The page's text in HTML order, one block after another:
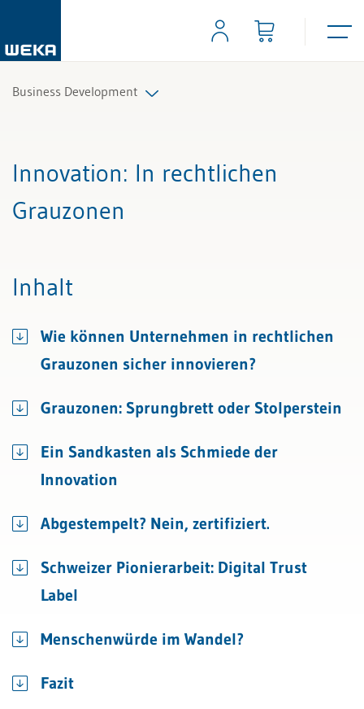
Business Development
Innovation: In rechtlichen
Grauzonen
Inhalt
Wie können Unternehmen in rechtlichen
Grauzonen sicher innovieren?
Grauzonen: Sprungbrett oder Stolperstein
Ein Sandkasten als Schmiede der
Innovation
Abgestempelt? Nein, zertifiziert.
Schweizer Pionierarbeit: Digital Trust
Label
Menschenwürde im Wandel?
Fazit